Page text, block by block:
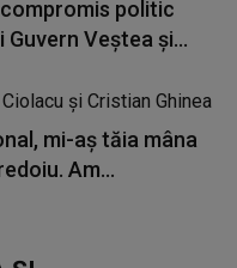
politic
Veştea şi...
mi-aş tăia mâna
Am...